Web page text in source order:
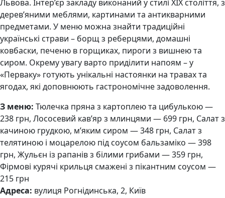
Львова. Інтер’єр закладу виконаний у стилі XIX століття, з
дерев’яними меблями, картинами та антикварними
предметами. У меню можна знайти традиційні
українські страви – борщ з реберцями, домашні
ковбаски, печеню в горщиках, пироги з вишнею та
сиром. Окрему увагу варто приділити напоям – у
«Перваку» готують унікальні настоянки на травах та
ягодах, які доповнюють гастрономічне задоволення.
З меню: Тюлечка пряна з картоплею та цибулькою —
238 грн, Лососевий кав’яр з млинцями — 699 грн, Салат з
качиною грудкою, м’яким сиром — 348 грн, Салат з
телятиною і моцарелою під соусом бальзаміко — 398
грн, Жульєн із рапанів з білими грибами — 359 грн,
Фірмові курячі крильця смажені з пікантним соусом —
215 грн
Адреса: вулиця Рогнідинська, 2, Київ